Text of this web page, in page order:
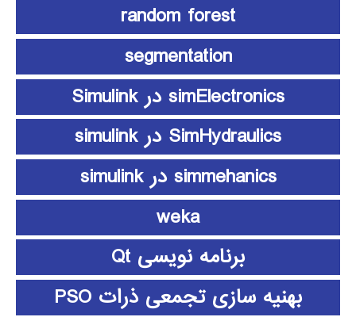
random forest
segmentation
simElectronics در Simulink
SimHydraulics در simulink
simmehanics در simulink
weka
برنامه نویسی Qt
بهنیه سازی تجمعی ذرات PSO